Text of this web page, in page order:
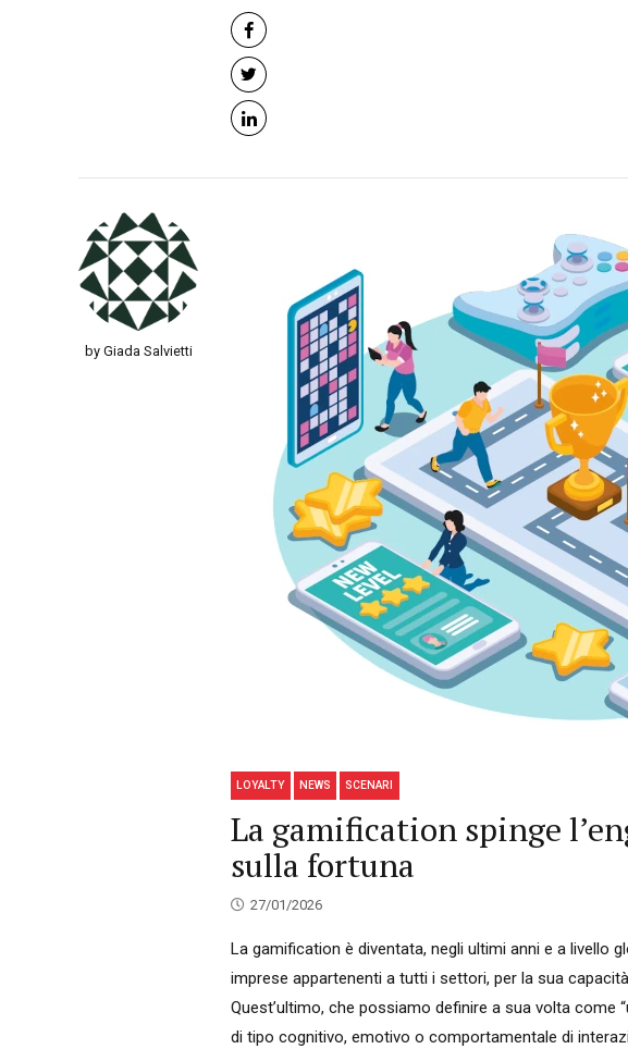
by Giada Salvietti
LOYALTY NEWS SCENARI
La gamification spinge
sulla fortuna
27/01/2026
La gamification è diventata, negli ultimi anni e a livello
imprese appartenenti a tutti i settori, per la sua
Quest’ultimo, che possiamo definire a sua volta come
di tipo cognitivo, emotivo o comportamentale di